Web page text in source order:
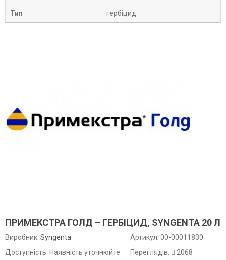
Тип гербіцид
ПРИМЕКСТРА ГОЛД – ГЕРБІЦИД, SYNGENTA 20 Л
Виробник: Syngenta
Доступність: Наявність уточнюйте
Артикул: 00-00011830
Переглядів:
2068